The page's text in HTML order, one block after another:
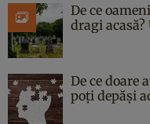
De ce
dragi
De ce doare
poți depăși